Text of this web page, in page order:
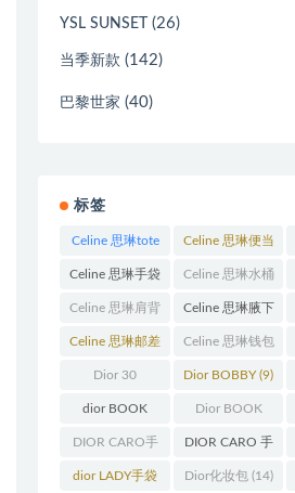
YSL SUNSET (26)
当季新款 (142)
巴黎世家 (40)
标签
Celine 思琳tote
包 (23)
Celine 思琳便当
包 (14)
Celine 思琳手袋
(250)
Celine 思琳水桶
包 (55)
Celine 思琳肩背
包 (12)
Celine 思琳腋下
包 (10)
Celine 思琳邮差
包(13)
Celine 思琳钱包
(10)
Dior 30
Montaigne 蒙田
(31)
Dior BOBBY(9)
dior BOOK
TOTE(12)
Dior BOOK
TOTE手袋(163)
DIOR CARO手
袋(11)
DIOR CARO 手
袋(31)
dior LADY手袋 Dior化妆包(14)